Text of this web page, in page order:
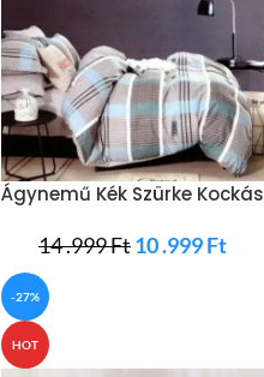
Ágynemű Kék Szürke Kockás
14 .999Ft10 .999Ft
-27%
HOT